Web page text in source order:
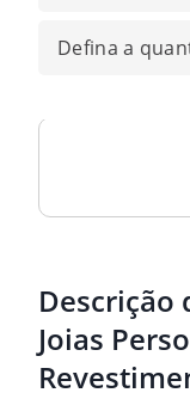
Defina a
Descrição
Joias